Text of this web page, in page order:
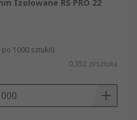
Izolowane RS PRO 22
1000 sztuk/i)
0,352 zł/sztuka